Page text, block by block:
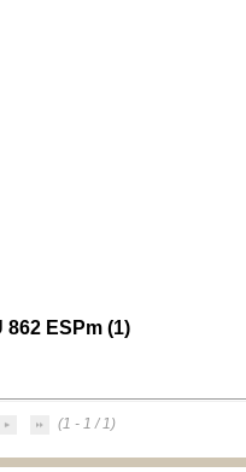
ESPm (1)
(1 - 1 / 1)